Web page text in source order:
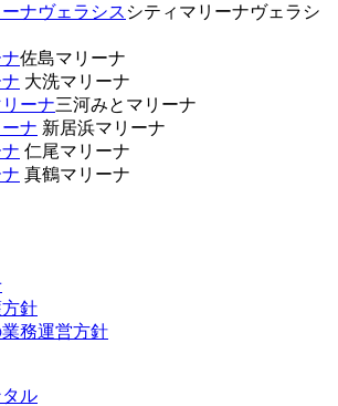
シティマリーナヴェラシ
佐島マリーナ
大洗マリーナ
三河みとマリーナ
新居浜マリーナ
仁尾マリーナ
真鶴マリーナ
針
務運営方針
ル